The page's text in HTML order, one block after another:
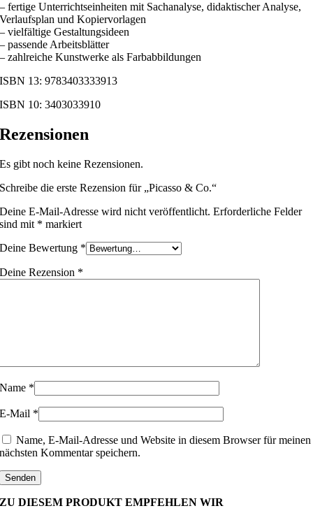
– fertige Unterrichtseinheiten mit Sachanalyse, didaktischer Analyse,
Verlaufsplan und Kopiervorlagen
– vielfältige Gestaltungsideen
– passende Arbeitsblätter
– zahlreiche Kunstwerke als Farbabbildungen
ISBN 13: 9783403333913
ISBN 10: 3403033910
Rezensionen
Es gibt noch keine Rezensionen.
Schreibe die erste Rezension für „Picasso & Co.“
Deine E-Mail-Adresse wird nicht veröffentlicht. Erforderliche Felder
sind mit * markiert
Deine Bewertung *
Deine Rezension *
Name *
E-Mail *
Name, E-Mail-Adresse und Website in diesem Browser für meinen
nächsten Kommentar speichern.
ZU DIESEM PRODUKT EMPFEHLEN WIR